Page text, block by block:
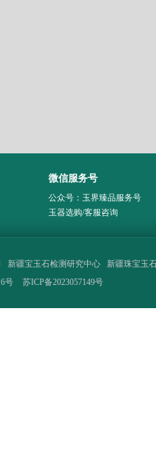
微信服务号
公众号：玉界臻品服务号
玉器选购/客服咨询
新疆宝玉石检测研究中心
新疆珠宝玉
号 苏ICP备2023057149号